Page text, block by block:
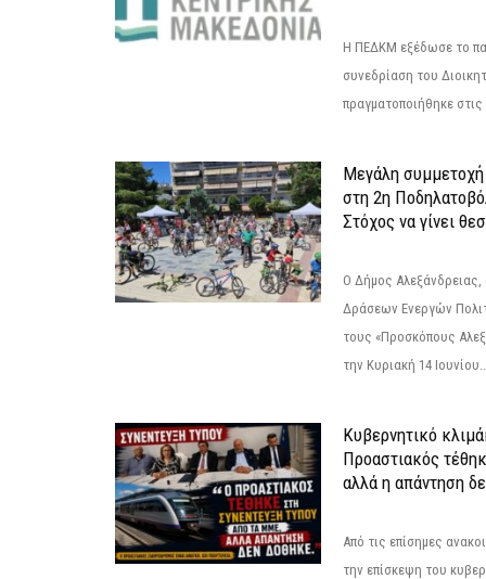
Η ΠΕΔΚΜ εξέδωσε το
συνεδρίαση του
πραγματοποιήθηκε
Μεγάλη συμμετοχή
στη 2η
Στόχος να γίνει
Ο Δήμος Αλεξάνδρειας,
Δράσεων Ενεργών
τους «Προσκόπους
την Κυριακή 14
Κυβερνητικό
Προαστιακός
αλλά η απάντηση
Από τις επίσημες
την επίσκεψη του